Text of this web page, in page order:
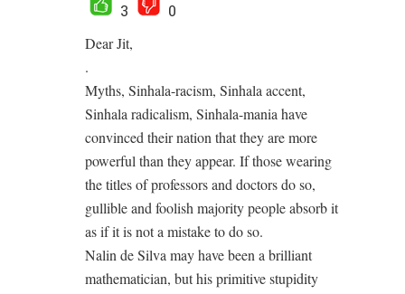
3
0
Dear Jit,
.
Myths, Sinhala-racism, Sinhala accent,
Sinhala radicalism, Sinhala-mania have
convinced their nation that they are more
powerful than they appear. If those wearing
the titles of professors and doctors do so,
gullible and foolish majority people absorb it
as if it is not a mistake to do so.
Nalin de Silva may have been a brilliant
mathematician, but his primitive stupidity